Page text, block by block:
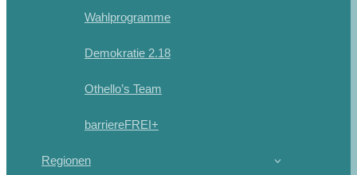
Wahlprogramme
Demokratie 2.18
Othello’s Team
barriereFREI+
Regionen